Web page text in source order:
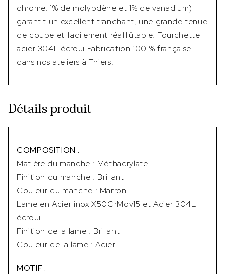
chrome, 1% de molybdène et 1% de vanadium)
garantit un excellent tranchant, une grande tenue
de coupe et facilement réaffûtable. Fourchette
acier 304L écroui.Fabrication 100 % française
dans nos ateliers à Thiers.
Détails produit
COMPOSITION :
Matière du manche : Méthacrylate
Finition du manche : Brillant
Couleur du manche : Marron
Lame en Acier inox X50CrMov15 et Acier 304L
écroui
Finition de la lame : Brillant
Couleur de la lame : Acier
MOTIF :